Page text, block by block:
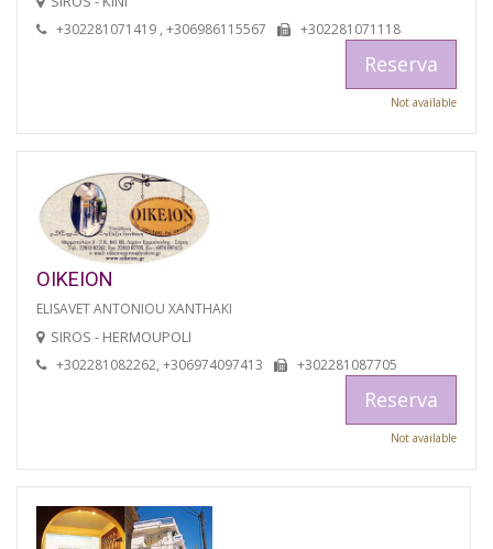
+302281071419 , +306986115567 +302281071118
Reserva
Not available
OIKEION
ELISAVET ANTONIOU XANTHAKI
SIROS - HERMOUPOLI
+302281082262, +306974097413 +302281087705
Reserva
Not available